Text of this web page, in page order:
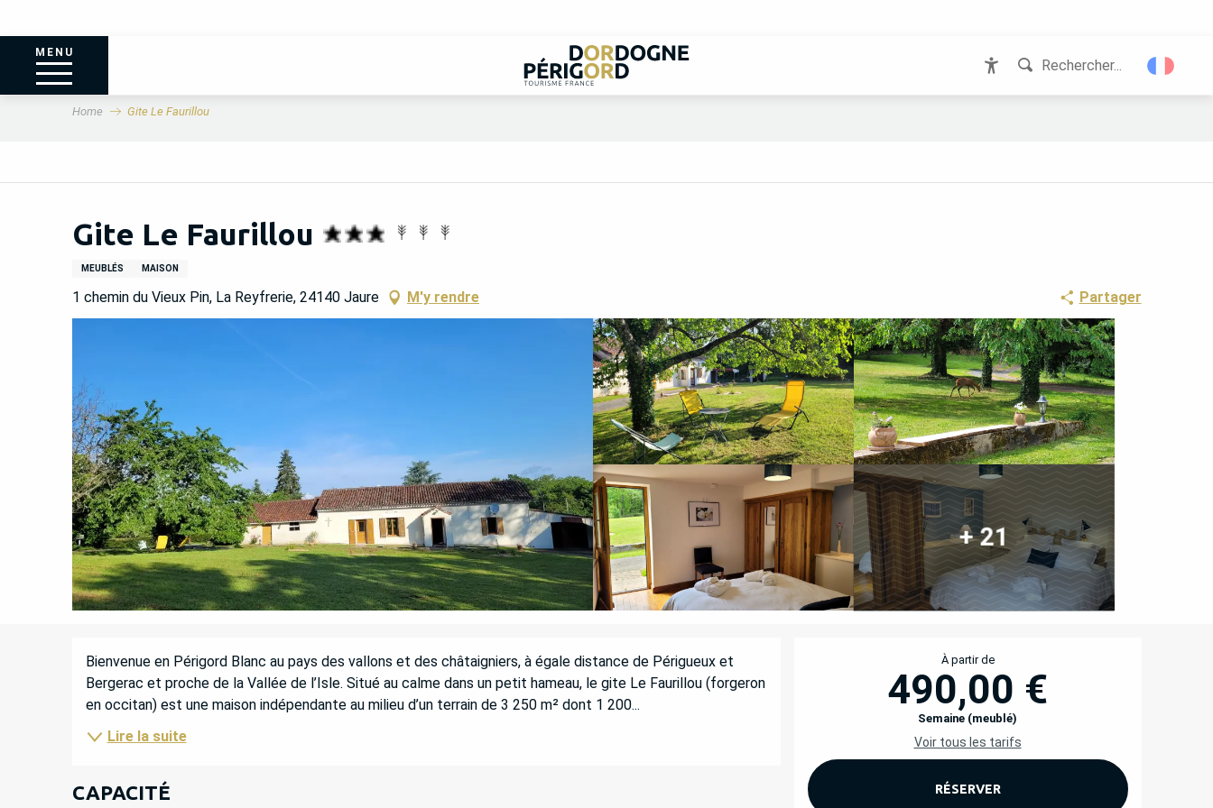
MENU
Rechercher...
Home Gite Le Faurillou
Gite Le Faurillou
MEUBLÉS MAISON
1 chemin du Vieux Pin, La Reyfrerie, 24140 Jaure M'y rendre Partager
+ 21
OUVERTURE ET
À partir de
490,00 €
Semaine (meublé)
Voir tous les tarifs
RÉSERVER
DESCRIPTION
Bienvenue en Périgord Blanc au pays des vallons et des châtaigniers, à égale distance de Périgueux et
Bergerac et proche de la Vallée de l’Isle. Situé au calme dans un petit hameau, le gite Le Faurillou (forgeron
en occitan) est une maison indépendante au milieu d’un terrain de 3 250 m² dont 1 200...
Lire la suite
CAPACITÉ